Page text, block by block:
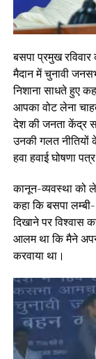
बसपा प्रमुख
मैदान में चुनावी
निशाना साधते हुए
आपका वोट लेना
देश की जनता केंद्र
उनकी गलत नीतियों
हवा हवाई घोषणा
कानून-व्यवस्था को
कहा कि बसपा
दिखाने पर विश्वास
आलम था कि मैने
करवाया था।